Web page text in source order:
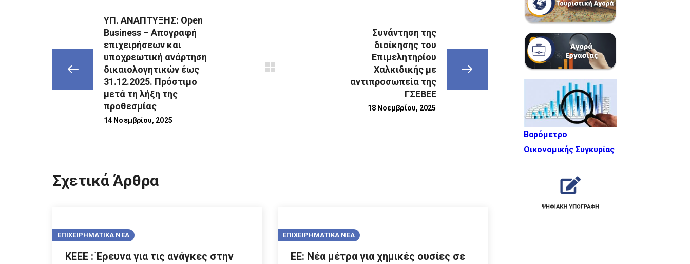
ΥΠ. ΑΝΑΠΤΥΞΗΣ: Open
Business – Απογραφή
επιχειρήσεων και
υποχρεωτική ανάρτηση
δικαιολογητικών έως
31.12.2025. Πρόστιμο
μετά τη λήξη της
προθεσμίας
14 Νοεμβρίου, 2025
Συνάντηση της
διοίκησης του
Επιμελητηρίου
Χαλκιδικής με
αντιπροσωπεία της
ΓΣΕΒΕΕ
18 Νοεμβρίου, 2025
Σχετικά Άρθρα
ΕΠΙΧΕΙΡΗΜΑΤΙΚΑ ΝΕΑ
ΚΕΕΕ : Έρευνα για τις ανάγκες στην
ΕΠΙΧΕΙΡΗΜΑΤΙΚΑ ΝΕΑ
ΕΕ: Νέα μέτρα για χημικές ουσίες σε
Βαρόμετρο
Οικονομικής Συγκυρίας